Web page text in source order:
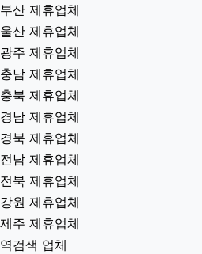
부산 제휴업체
울산 제휴업체
광주 제휴업체
충남 제휴업체
충북 제휴업체
경남 제휴업체
경북 제휴업체
전남 제휴업체
전북 제휴업체
강원 제휴업체
제주 제휴업체
역검색 업체